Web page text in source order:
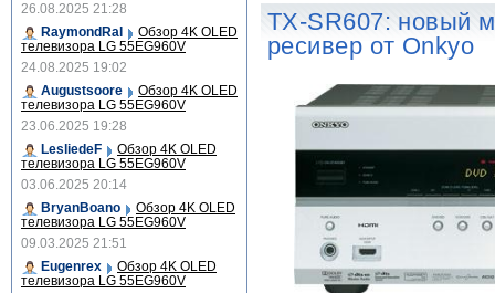
TX-SR607: новый
ресивер от Onkyo
26.08.2025 21:28
RaymondRal
Обзор 4K OLED
телевизора LG 55EG960V
24.08.2025 19:02
Augustsoore
Обзор 4K OLED
телевизора LG 55EG960V
23.06.2025 19:28
LesliedeF
Обзор 4K OLED
телевизора LG 55EG960V
03.06.2025 20:14
BryanBoano
Обзор 4K OLED
телевизора LG 55EG960V
09.03.2025 21:51
Eugenrex
Обзор 4K OLED
телевизора LG 55EG960V